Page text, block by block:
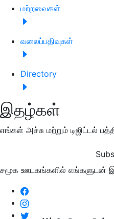
மற்றவைகள்
வலைப்பதிவுகள்
Directory
இதழ்கள்
எங்கள் அச்சு மற்றும் டிஜிட்டல்
சமூக ஊடகங்களில் எங்களுடன்